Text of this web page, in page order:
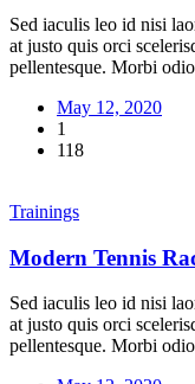
Sed iaculis leo id nisi
at justo quis orci
pellentesque. Morbi
May 12, 2020
1
118
Trainings
Modern Tennis
Sed iaculis leo id nisi
at justo quis orci
pellentesque. Morbi